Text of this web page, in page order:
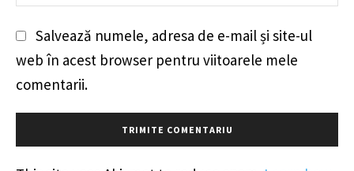
Salvează numele, adresa de e-mail și site-ul
web în acest browser pentru viitoarele mele
comentarii.